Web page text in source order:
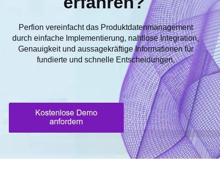
Perfion vereinfacht das Produktdatenmanagement
durch einfache Implementierung, nahtlose Integration,
Genauigkeit und aussagekräftige Informationen für
fundierte und schnelle Entscheidungen.